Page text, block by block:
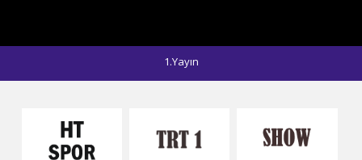
1.Yayın